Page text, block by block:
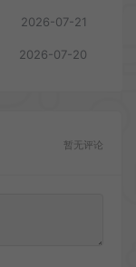
2026-07-21
2026-07-20
暂无评论